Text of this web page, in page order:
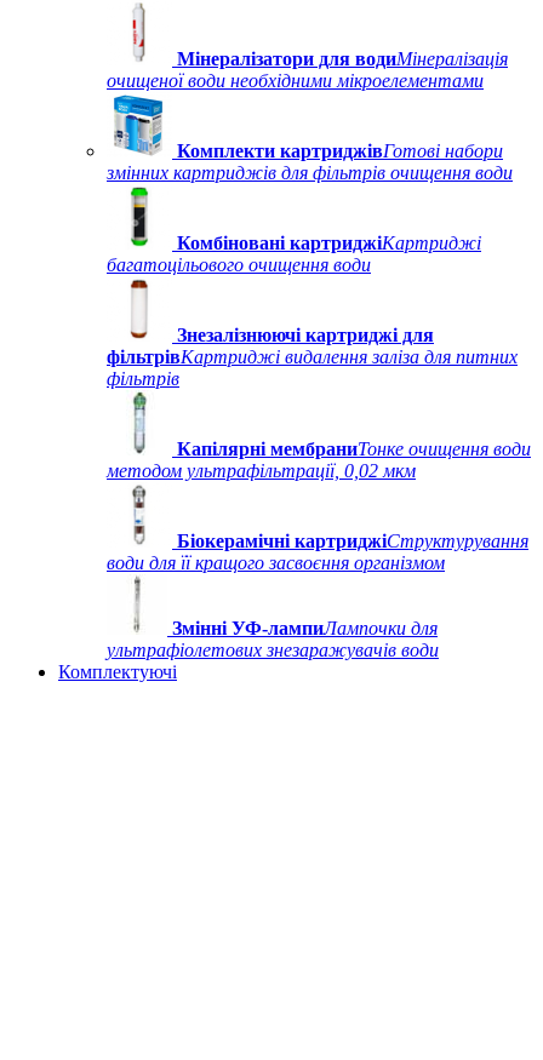
Мінералізатори для водиМінералізація
очищеної води необхідними мікроелементами
Комплекти картриджівГотові набори
змінних картриджів для фільтрів очищення води
Комбіновані картриджіКартриджі
багатоцільового очищення води
Знезалізнюючі картриджі для
фільтрівКартриджі видалення заліза для питних
фільтрів
Капілярні мембраниТонке очищення води
методом ультрафільтрації, 0,02 мкм
Біокерамічні картриджіСтруктурування
води для її кращого засвоєння організмом
Змінні УФ-лампиЛампочки для
ультрафіолетових знезаражувачів води
Комплектуючі